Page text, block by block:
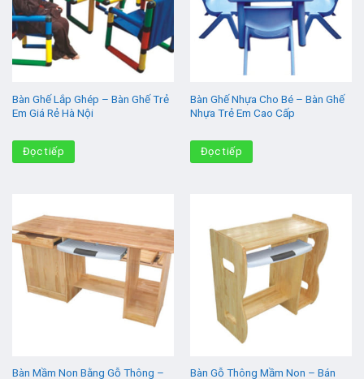
Bàn Ghế Lắp Ghép – Bàn Ghế Trẻ
Em Giá Rẻ Hà Nội
Đọc tiếp
Bàn Ghế Nhựa Cho Bé – Bàn Ghế
Nhựa Trẻ Em Cao Cấp
Đọc tiếp
Bàn Mầm Non Bằng Gỗ Thông –
Bàn Gỗ Thông Mầm Non – Bán